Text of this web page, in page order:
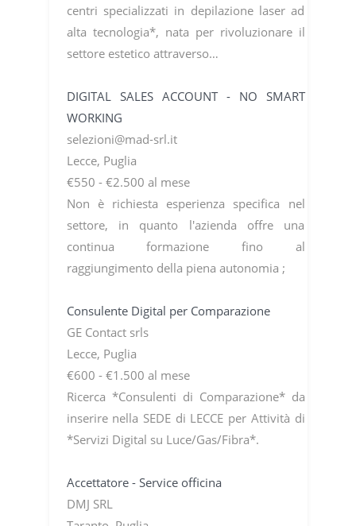
centri specializzati in depilazione laser ad
alta tecnologia*, nata per rivoluzionare il
settore estetico attraverso…
DIGITAL SALES ACCOUNT - NO SMART
WORKING
selezioni@mad-srl.it
Lecce, Puglia
€550 - €2.500 al mese
Non è richiesta esperienza specifica nel
settore, in quanto l'azienda offre una
continua formazione fino al
raggiungimento della piena autonomia ;
Consulente Digital per Comparazione
GE Contact srls
Lecce, Puglia
€600 - €1.500 al mese
Ricerca *Consulenti di Comparazione* da
inserire nella SEDE di LECCE per Attività di
*Servizi Digital su Luce/Gas/Fibra*.
Accettatore - Service officina
DMJ SRL